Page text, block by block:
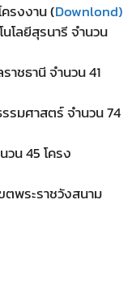
รงงาน (Downlond)
โลยีสุรนารี จำนวน
าชธานี จำนวน 41
รมศาสตร์ จำนวน 74
น 45 โครง
ตพระราชวังสนาม